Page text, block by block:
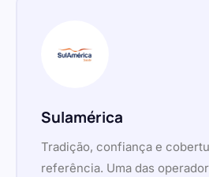
Sulamérica
Tradição, confiança e
referência. Uma das